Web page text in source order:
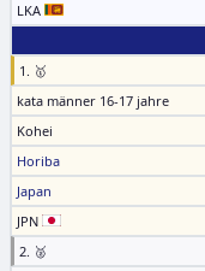
LKA
1. 🥇
kata männer 16-17 jahre
Kohei
Horiba
Japan
JPN
2. 🥈